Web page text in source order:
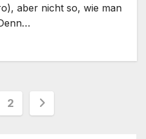
aber nicht so, wie man
2